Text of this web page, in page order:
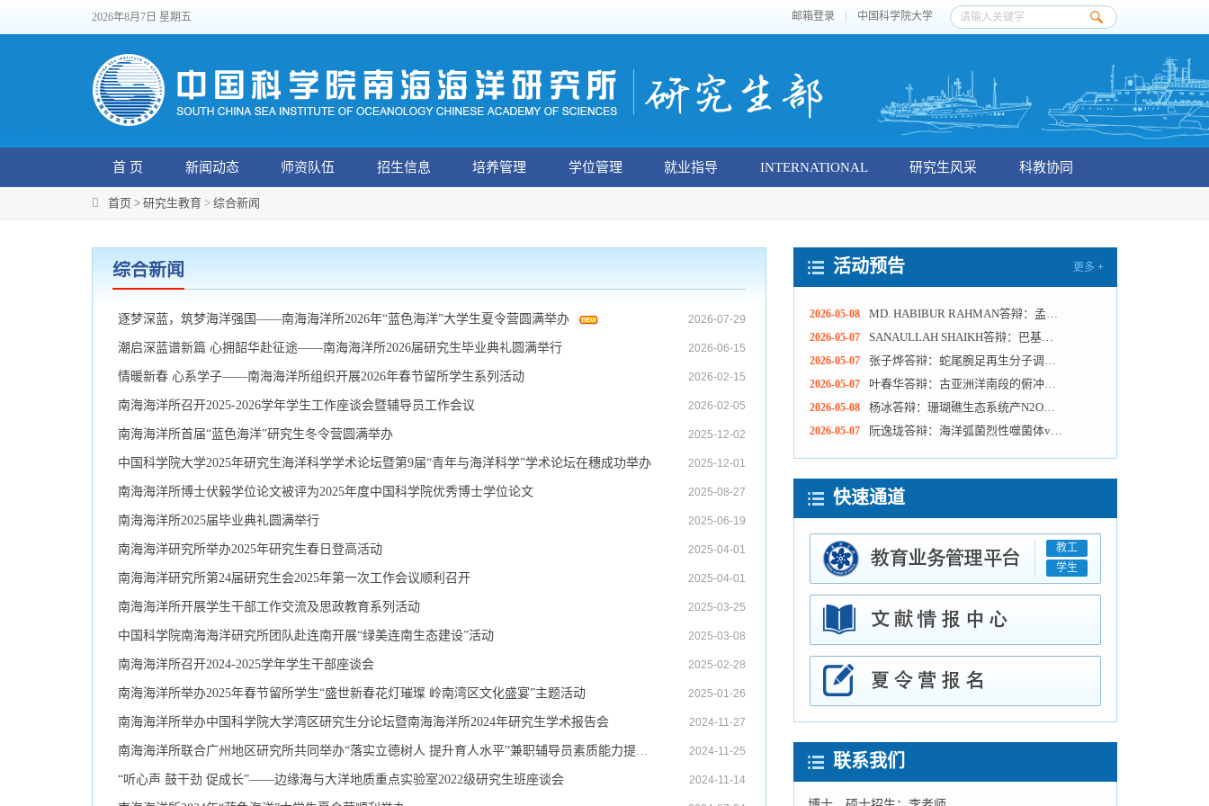
2026年8月7日 星期五 邮箱登录 中国科学院大学
首 页 新闻动态 师资队伍 招生信息 培养管理 学位管理 就业指导 INTERNATIONAL 研究生风采 科教协同
首页 > 研究生教育 > 综合新闻
综合新闻
2026-07-29
逐梦深蓝，筑梦海洋强国——南海海洋所2026年“蓝色海洋”大学生夏令营圆满举办
2026-06-15
潮启深蓝谱新篇 心拥韶华赴征途——南海海洋所2026届研究生毕业典礼圆满举行
2026-02-15
情暖新春 心系学子——南海海洋所组织开展2026年春节留所学生系列活动
2026-02-05
南海海洋所召开2025-2026学年学生工作座谈会暨辅导员工作会议
2025-12-02
南海海洋所首届“蓝色海洋”研究生冬令营圆满举办
2025-12-01
中国科学院大学2025年研究生海洋科学学术论坛暨第9届“青年与海洋科学”学术论坛在穗成功举办
2025-08-27
南海海洋所博士伏毅学位论文被评为2025年度中国科学院优秀博士学位论文
2025-06-19
南海海洋所2025届毕业典礼圆满举行
2025-04-01
南海海洋研究所举办2025年研究生春日登高活动
2025-04-01
南海海洋研究所第24届研究生会2025年第一次工作会议顺利召开
2025-03-25
南海海洋所开展学生干部工作交流及思政教育系列活动
2025-03-08
中国科学院南海海洋研究所团队赴连南开展“绿美连南生态建设”活动
2025-02-28
南海海洋所召开2024-2025学年学生干部座谈会
2025-01-26
南海海洋所举办2025年春节留所学生“盛世新春花灯璀璨 岭南湾区文化盛宴”主题活动
2024-11-27
南海海洋所举办中国科学院大学湾区研究生分论坛暨南海海洋所2024年研究生学术报告会
2024-11-25
南海海洋所联合广州地区研究所共同举办“落实立德树人 提升育人水平”兼职辅导员素质能力提升培训班
2024-11-14
“听心声 鼓干劲 促成长”——边缘海与大洋地质重点实验室2022级研究生班座谈会
活动预告 更多 +
2026-05-08 MD. HABIBUR RAHMAN答辩：孟加拉湾珊瑚记录的陆地径流和污染事件
2026-05-07 SANAULLAH SHAIKH答辩：巴基斯坦红树林时空分布、土壤有机碳动态变化及其影响机制
2026-05-07 张子烨答辩：蛇尾腕足再生分子调控机制
2026-05-07 叶春华答辩：古亚洲洋南段的俯冲消亡过程：来自北山长英质岩石的约束
2026-05-08 杨冰答辩：珊瑚礁生态系统产N2O过程及环境调控
2026-05-07 阮逸珑答辩：海洋弧菌烈性噬菌体vB_VcoM-YZ1的宿主范围与侵染分子机制研究
快速通道
教工
学生
联系我们